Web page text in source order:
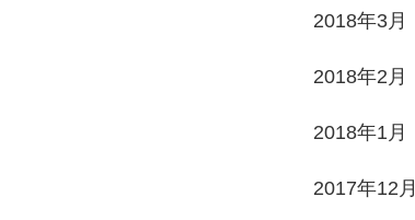
2018年3月
2018年2月
2018年1月
2017年12月